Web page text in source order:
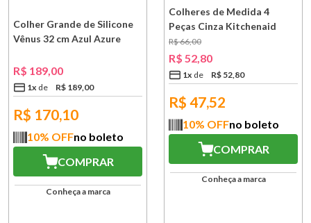
Colher Grande de Silicone
Vênus 32 cm Azul Azure
R$ 189,00
1x R$ 189,00
R$ 170,10
10% OFFno boleto
COMPRAR
Conheça a marca
Colheres de Medida 4
Peças Cinza Kitchenaid
R$66,00
R$ 52,80
1x R$ 52,80
R$ 47,52
10% OFFno boleto
COMPRAR
Conheça a marca